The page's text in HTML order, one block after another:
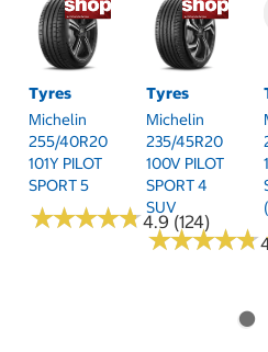
Tyres
Michelin
255/40R20
101Y PILOT
SPORT 5
★★★★★
★★★★★4.9 (124)
Tyres
Michelin
235/45R20
100V PILOT
SPORT 4
SUV
★★★★★
★★★★★